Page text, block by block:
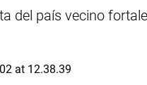
del país vecino